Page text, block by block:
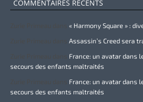
COMMENTAIRES RÉCENTS
« Harmony Square » :
Assassin’s Creed sera
France: un avatar dans
secours des enfants maltraités
France: un avatar dans
secours des enfants maltraités